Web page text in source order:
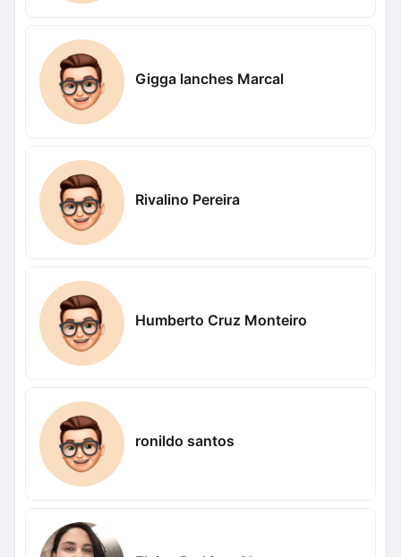
Gigga lanches Marcal
Rivalino Pereira
Humberto Cruz Monteiro
ronildo santos